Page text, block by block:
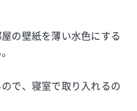
の壁紙を薄い水色にする
で、寝室で取り入れるの